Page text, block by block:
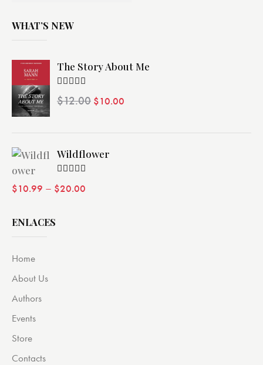
WHAT’S NEW
The Story About Me
Valorado
con4.00
$12.00 $10.00
Wildflower
con4.00
$10.99 – $20.00
ENLACES
Home
About Us
Authors
Events
Store
Contacts